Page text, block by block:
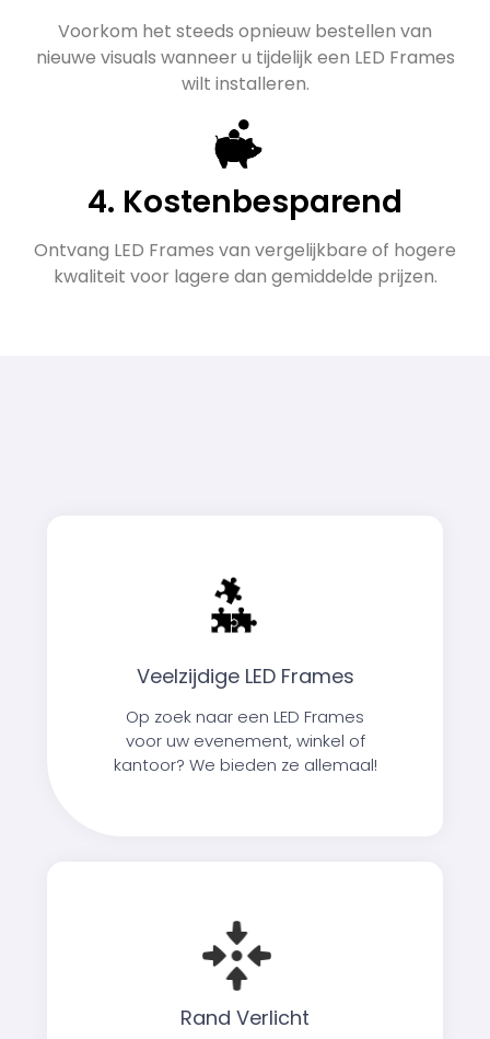
Voorkom het steeds opnieuw bestellen van
nieuwe visuals wanneer u tijdelijk een LED Frames
wilt installeren.
4. Kostenbesparend
Ontvang LED Frames van vergelijkbare of hogere
kwaliteit voor lagere dan gemiddelde prijzen.
Veelzijdige LED Frames
Op zoek naar een LED Frames
voor uw evenement, winkel of
kantoor? We bieden ze allemaal!
Rand Verlicht